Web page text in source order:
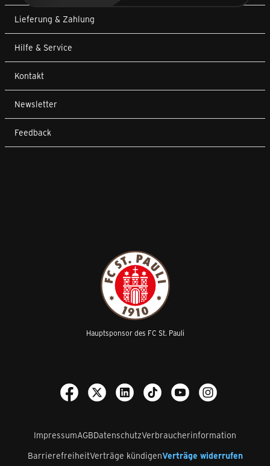
Lieferung & Zahlung
Hilfe & Service
Kontakt
Newsletter
Feedback
Hauptsponsor des FC St. Pauli
ImpressumAGBDatenschutzVerbraucherinformation
BarrierefreiheitVerträge kündigenVerträge widerrufen